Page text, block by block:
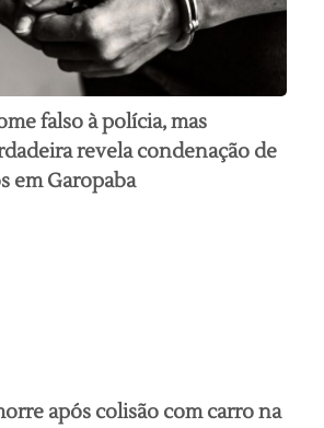
falso à polícia, mas
revela condenação de
em Garopaba
após colisão com carro na